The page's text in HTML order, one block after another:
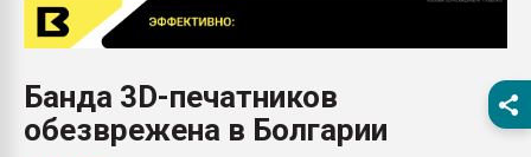
28.07.2026
28.07.2026
Банда 3D-печатников
обезврежена в Болгарии